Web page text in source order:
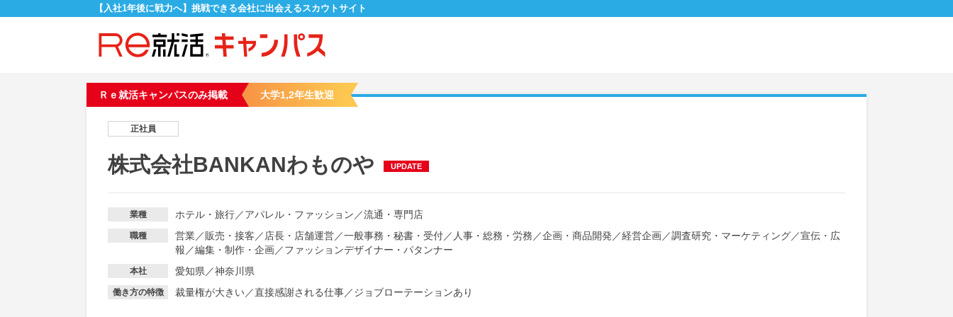
【入社1年後に戦力へ】挑戦できる会社に出会えるスカウトサイト
Ｒｅ就活キャンパスのみ掲載 大学1,2年生歓迎
正社員
株式会社BANKANわものや UPDATE
業種 ホテル・旅行／アパレル・ファッション ／流通・専門店
職種 営業／販売・接客 ／ 店長・店舗運営／一般事務・秘書・受付／ 人事・総務・労務 ／企画・商品開発 ／経営企画／調査研究・マーケティング／宣伝・広
報 ／編集・制作・企画／ファッションデザイナー・パタンナー
本社 愛知県／神奈川県
働き方の特徴 裁量権が大きい／直接感謝される仕事／ジョブローテーションあり